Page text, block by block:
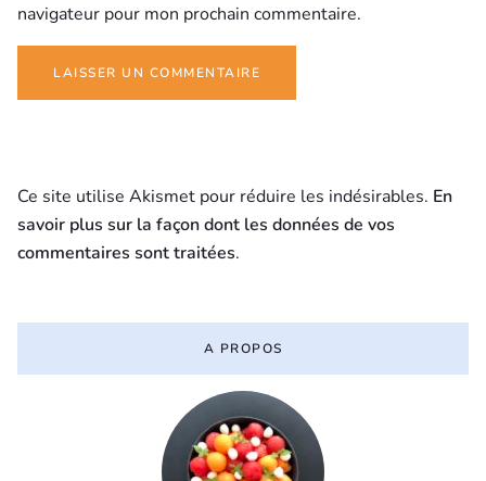
navigateur pour mon prochain commentaire.
Ce site utilise Akismet pour réduire les indésirables. En
savoir plus sur la façon dont les données de vos
commentaires sont traitées.
A PROPOS